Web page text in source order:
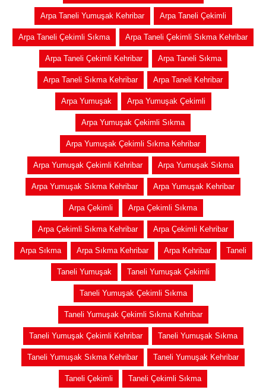
Arpa Taneli Yumuşak Kehribar Arpa Taneli Çekimli
Arpa Taneli Çekimli Sıkma Arpa Taneli Çekimli Sıkma Kehribar
Arpa Taneli Çekimli Kehribar Arpa Taneli Sıkma
Arpa Taneli Sıkma Kehribar Arpa Taneli Kehribar
Arpa Yumuşak Arpa Yumuşak Çekimli
Arpa Yumuşak Çekimli Sıkma
Arpa Yumuşak Çekimli Sıkma Kehribar
Arpa Yumuşak Çekimli Kehribar Arpa Yumuşak Sıkma
Arpa Yumuşak Sıkma Kehribar Arpa Yumuşak Kehribar
Arpa Çekimli Arpa Çekimli Sıkma
Arpa Çekimli Sıkma Kehribar Arpa Çekimli Kehribar
Arpa Sıkma Arpa Sıkma Kehribar Arpa Kehribar Taneli
Taneli Yumuşak Taneli Yumuşak Çekimli
Taneli Yumuşak Çekimli Sıkma
Taneli Yumuşak Çekimli Sıkma Kehribar
Taneli Yumuşak Çekimli Kehribar Taneli Yumuşak Sıkma
Taneli Yumuşak Sıkma Kehribar Taneli Yumuşak Kehribar
Taneli Çekimli Taneli Çekimli Sıkma